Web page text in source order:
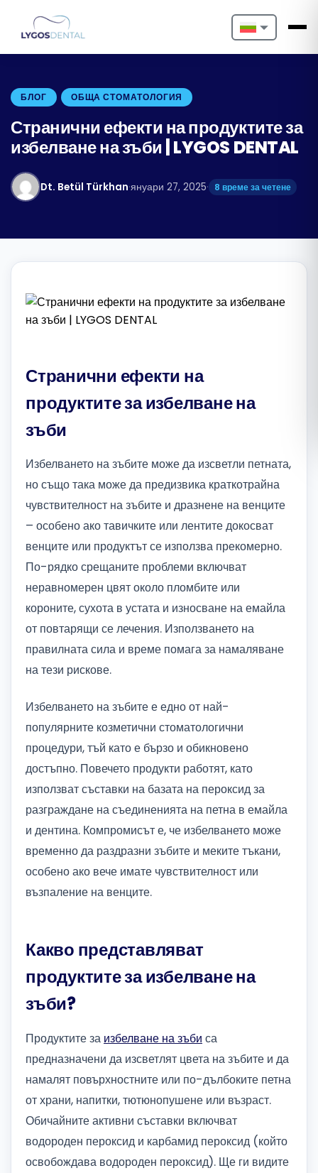
Nederlands
Deutsch
Português
БЛОГ ОБЩА СТОМАТОЛОГИЯ
Странични ефекти на продуктите за
избелване на зъби | LYGOS DENTAL
Dt. Betül Türkhan·януари 27, 2025· 8 време за четене
Странични ефекти на
продуктите за избелване на
зъби
Избелването на зъбите може да изсветли петната,
но също така може да предизвика краткотрайна
чувствителност на зъбите и дразнене на венците
– особено ако тавичките или лентите докосват
венците или продуктът се използва прекомерно.
По-рядко срещаните проблеми включват
неравномерен цвят около пломбите или
короните, сухота в устата и износване на емайла
от повтарящи се лечения. Използването на
правилната сила и време помага за намаляване
на тези рискове.
Избелването на зъбите е едно от най-
популярните козметични стоматологични
процедури, тъй като е бързо и обикновено
достъпно. Повечето продукти работят, като
използват съставки на базата на пероксид за
разграждане на съединенията на петна в емайла
и дентина. Компромисът е, че избелването може
временно да раздразни зъбите и меките тъкани,
особено ако вече имате чувствителност или
възпаление на венците.
Какво представляват
продуктите за избелване на
зъби?
Продуктите за избелване на зъби са
предназначени да изсветлят цвета на зъбите и да
намалят повърхностните или по-дълбоките петна
от храни, напитки, тютюнопушене или възраст.
Обичайните активни съставки включват
водороден пероксид и карбамид пероксид (който
освобождава водороден пероксид). Ще ги видите